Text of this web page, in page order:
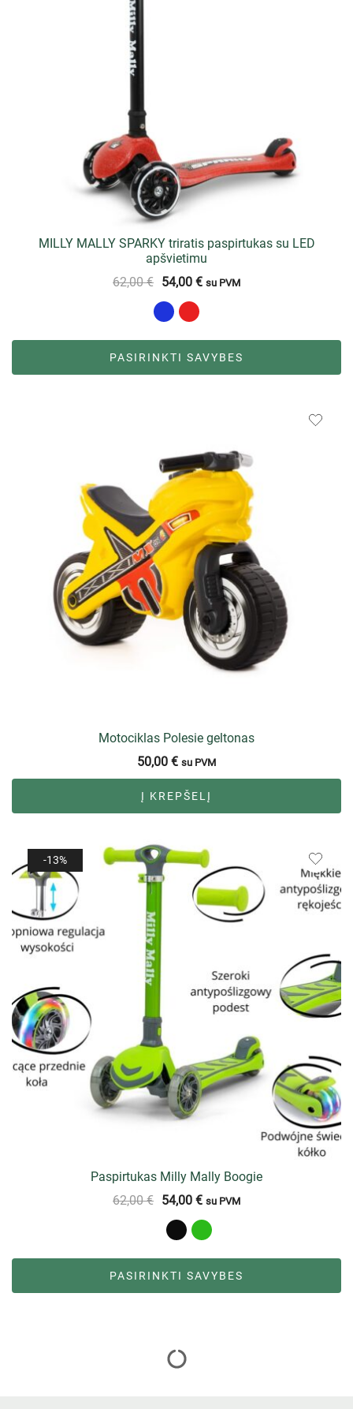
MILLY MALLY SPARKY triratis paspirtukas su LED
apšvietimu
62,00€ 54,00 € su PVM
PASIRINKTI SAVYBES
Motociklas Polesie geltonas
50,00 € su PVM
Į KREPŠELĮ
-13%
Paspirtukas Milly Mally Boogie
62,00€ 54,00 € su PVM
PASIRINKTI SAVYBES